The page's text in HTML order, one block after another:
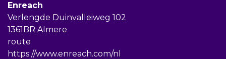
Enreach
Verlengde Duinvalleiweg 102
1361BR Almere
route
https://www.enreach.com/nl